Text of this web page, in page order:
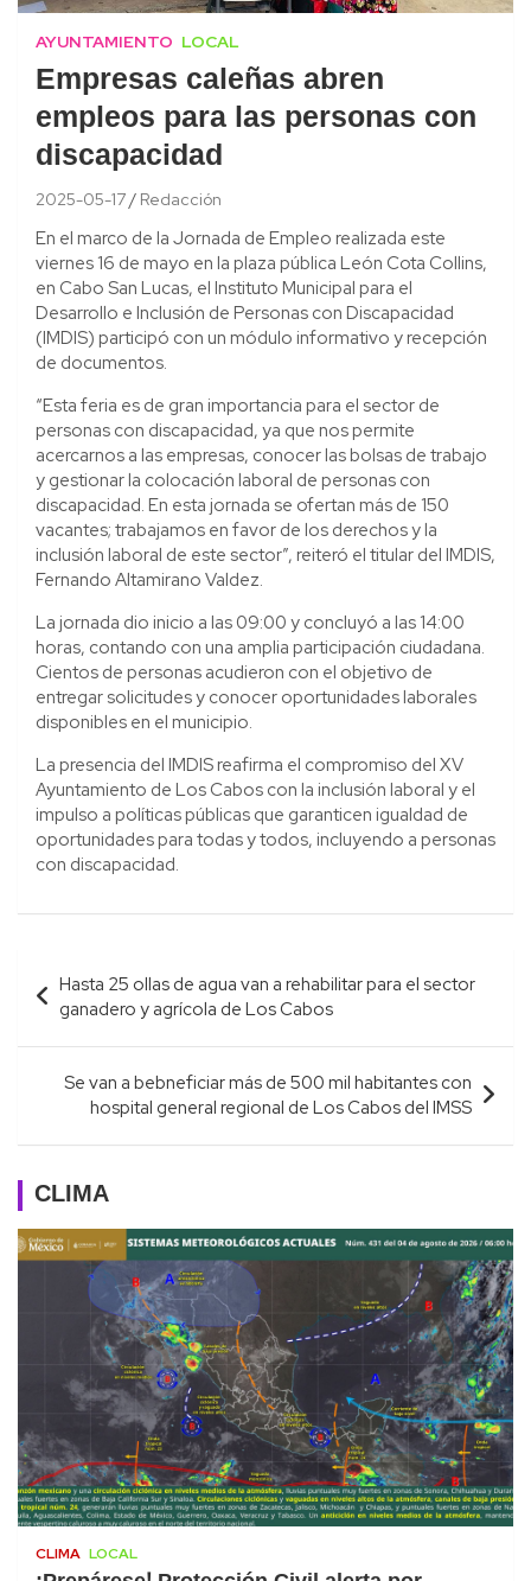
AYUNTAMIENTO LOCAL
Empresas caleñas abren
empleos para las personas con
discapacidad
2025-05-17 Redacción
En el marco de la Jornada de Empleo realizada este
viernes 16 de mayo en la plaza pública León Cota Collins,
en Cabo San Lucas, el Instituto Municipal para el
Desarrollo e Inclusión de Personas con Discapacidad
(IMDIS) participó con un módulo informativo y recepción
de documentos.
“Esta feria es de gran importancia para el sector de
personas con discapacidad, ya que nos permite
acercarnos a las empresas, conocer las bolsas de trabajo
y gestionar la colocación laboral de personas con
discapacidad. En esta jornada se ofertan más de 150
vacantes; trabajamos en favor de los derechos y la
inclusión laboral de este sector”, reiteró el titular del IMDIS,
Fernando Altamirano Valdez.
La jornada dio inicio a las 09:00 y concluyó a las 14:00
horas, contando con una amplia participación ciudadana.
Cientos de personas acudieron con el objetivo de
entregar solicitudes y conocer oportunidades laborales
disponibles en el municipio.
La presencia del IMDIS reafirma el compromiso del XV
Ayuntamiento de Los Cabos con la inclusión laboral y el
impulso a políticas públicas que garanticen igualdad de
oportunidades para todas y todos, incluyendo a personas
con discapacidad.
Navegación
de
entradas
Hasta 25 ollas de agua van a rehabilitar para el sector
ganadero y agrícola de Los Cabos
Se van a bebneficiar más de 500 mil habitantes con
hospital general regional de Los Cabos del IMSS
CLIMA
CLIMA LOCAL